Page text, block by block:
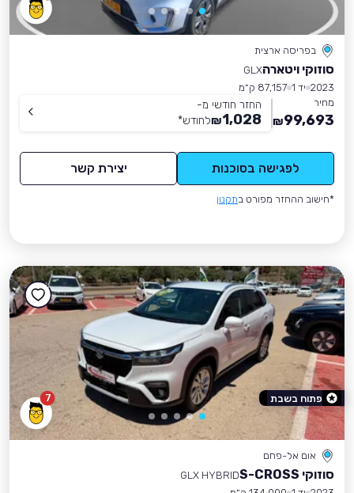
בפריסה ארצית
סוזוקי ויטארהGLX
2023 יד 1
87,157 ק״מ
מחיר
99,693
₪
החזר חודשי מ-
1,028
₪לחודש*
לפגישה בסוכנות יצירת קשר
*חישוב ההחזר מפורט בתקנון
7
אום אל-פחם
סוזוקי S-CROSS
GLX HYBRID
פתוח בשבת